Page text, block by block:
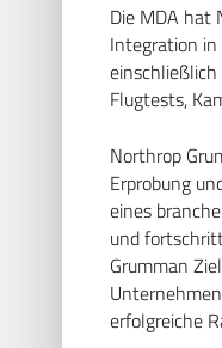
Die MDA hat
Integration
Flugtests,
Northrop
Erprobung
eines
und
Grumman
erfolgreiche